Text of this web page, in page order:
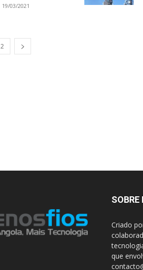
19/03/2021
2
SOBRE
Criado
que